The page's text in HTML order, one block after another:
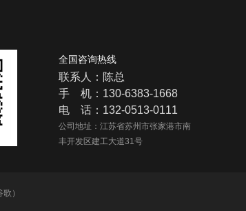
全国咨询热线
联系人：陈总
手 机：130-6383-1668
电 话：132-0513-0111
公司地址：江苏省苏州市张家港市南
丰开发区建工大道31号
歌 ）